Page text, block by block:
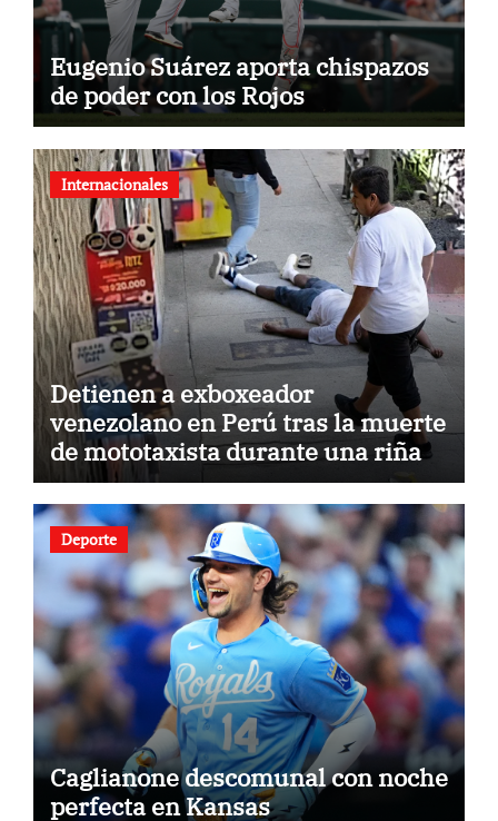
Eugenio Suárez aporta chispazos
de poder con los Rojos
Internacionales
Detienen a exboxeador
venezolano en Perú tras la muerte
de mototaxista durante una riña
Deporte
Caglianone descomunal con noche
perfecta en Kansas